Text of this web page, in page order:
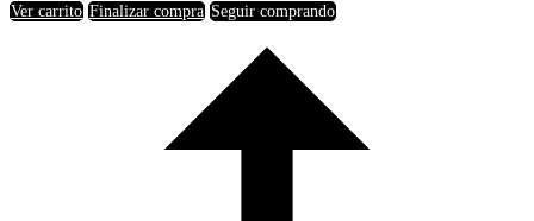
Ver carrito Finalizar compra Seguir comprando